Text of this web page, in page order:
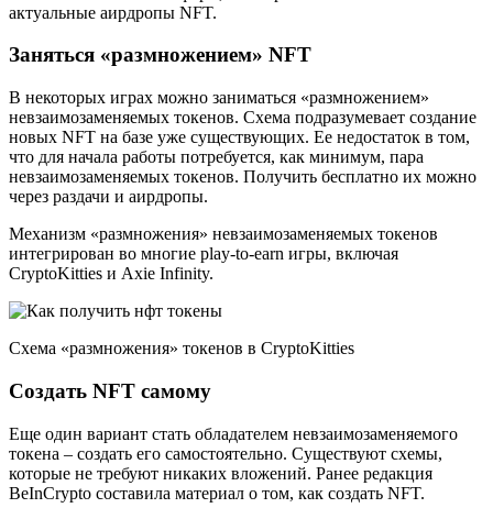
актуальные аирдропы NFT.
Заняться «размножением» NFT
В некоторых играх можно заниматься «размножением»
невзаимозаменяемых токенов. Схема подразумевает создание
новых NFT на базе уже существующих. Ее недостаток в том,
что для начала работы потребуется, как минимум, пара
невзаимозаменяемых токенов. Получить бесплатно их можно
через раздачи и аирдропы.
Механизм «размножения» невзаимозаменяемых токенов
интегрирован во многие play-to-earn игры, включая
CryptoKitties и Axie Infinity.
Схема «размножения» токенов в CryptoKitties
Создать NFT самому
Еще один вариант стать обладателем невзаимозаменяемого
токена – создать его самостоятельно. Существуют схемы,
которые не требуют никаких вложений. Ранее редакция
BeInCrypto составила материал о том, как создать NFT.